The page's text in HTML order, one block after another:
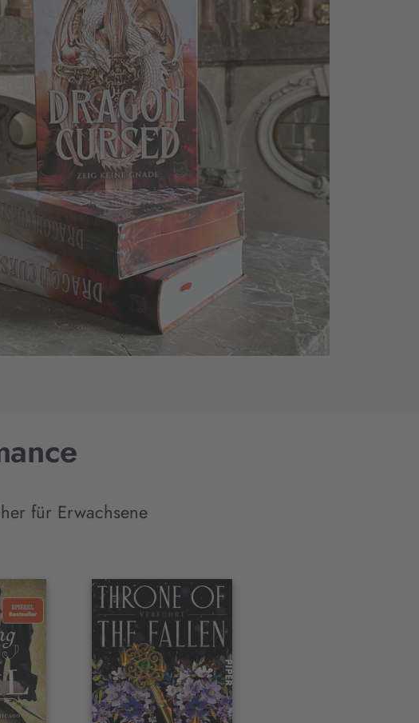
für Erwachsene